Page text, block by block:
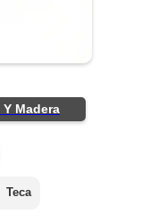
Madera
Teca